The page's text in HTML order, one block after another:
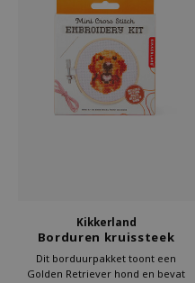
Kikkerland
Borduren kruissteek
Golden Retriever
Dit borduurpakket toont een
Golden Retriever hond en bevat